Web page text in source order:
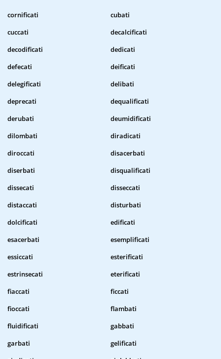
cornificati
cubati
cuccati
decalcificati
decodificati
dedicati
defecati
deificati
delegificati
delibati
deprecati
dequalificati
derubati
deumidificati
dilombati
diradicati
diroccati
disacerbati
diserbati
disqualificati
dissecati
disseccati
distaccati
disturbati
dolcificati
edificati
esacerbati
esemplificati
essiccati
esterificati
estrinsecati
eterificati
fiaccati
ficcati
fioccati
flambati
fluidificati
gabbati
garbati
gelificati